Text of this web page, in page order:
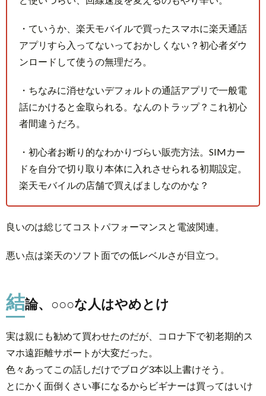
・ていうか、楽天モバイルで買ったスマホに楽天通話
アプリすら入ってないっておかしくない？初心者ダウ
ンロードして使うの無理だろ。
・ちなみに消せないデフォルトの通話アプリで一般電
話にかけると金取られる。なんのトラップ？これ初心
者間違うだろ。
・初心者お断り的なわかりづらい販売方法。SIMカー
ドを自分で切り取り本体に入れさせられる初期設定。
楽天モバイルの店舗で買えばましなのかな？
良いのは総じてコストパフォーマンスと電波関連。
悪い点は楽天のソフト面での低レベルさが目立つ。
結論、○○○な人はやめとけ
実は親にも勧めて買わせたのだが、コロナ下で初老期的ス
マホ遠距離サポートが大変だった。
色々あってこの話しだけでブログ3本以上書けそう。
とにかく面倒くさい事になるからビギナーは買ってはいけ